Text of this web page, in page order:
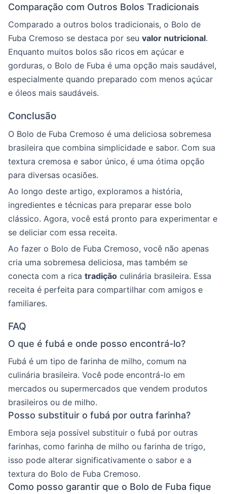
Comparação com Outros Bolos Tradicionais
Comparado a outros bolos tradicionais, o Bolo de
Fuba Cremoso se destaca por seu valor nutricional.
Enquanto muitos bolos são ricos em açúcar e
gorduras, o Bolo de Fuba é uma opção mais saudável,
especialmente quando preparado com menos açúcar
e óleos mais saudáveis.
Conclusão
O Bolo de Fuba Cremoso é uma deliciosa sobremesa
brasileira que combina simplicidade e sabor. Com sua
textura cremosa e sabor único, é uma ótima opção
para diversas ocasiões.
Ao longo deste artigo, exploramos a história,
ingredientes e técnicas para preparar esse bolo
clássico. Agora, você está pronto para experimentar e
se deliciar com essa receita.
Ao fazer o Bolo de Fuba Cremoso, você não apenas
cria uma sobremesa deliciosa, mas também se
conecta com a rica tradição culinária brasileira. Essa
receita é perfeita para compartilhar com amigos e
familiares.
FAQ
O que é fubá e onde posso encontrá-lo?
Fubá é um tipo de farinha de milho, comum na
culinária brasileira. Você pode encontrá-lo em
mercados ou supermercados que vendem produtos
brasileiros ou de milho.
Posso substituir o fubá por outra farinha?
Embora seja possível substituir o fubá por outras
farinhas, como farinha de milho ou farinha de trigo,
isso pode alterar significativamente o sabor e a
textura do Bolo de Fuba Cremoso.
Como posso garantir que o Bolo de Fuba fique